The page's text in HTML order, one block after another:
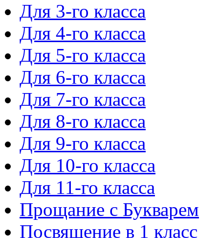
Для 3-го класса
Для 4-го класса
Для 5-го класса
Для 6-го класса
Для 7-го класса
Для 8-го класса
Для 9-го класса
Для 10-го класса
Для 11-го класса
Прощание с Букварем
Посвящение в 1 класс